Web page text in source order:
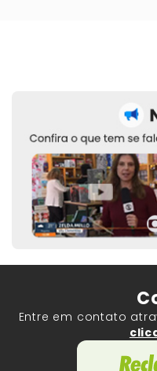
Entre em contato